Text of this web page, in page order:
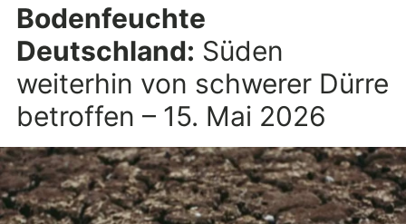
Bodenfeuchte
Deutschland: Süden
weiterhin von schwerer Dürre
betroffen – 15. Mai 2026